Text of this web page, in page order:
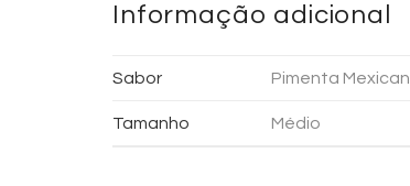
Informação adicional
Sabor Pimenta
Tamanho Médio